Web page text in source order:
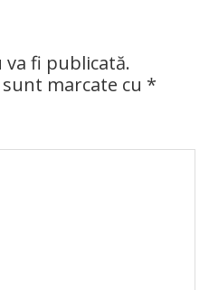
va fi publicată.
marcate cu *